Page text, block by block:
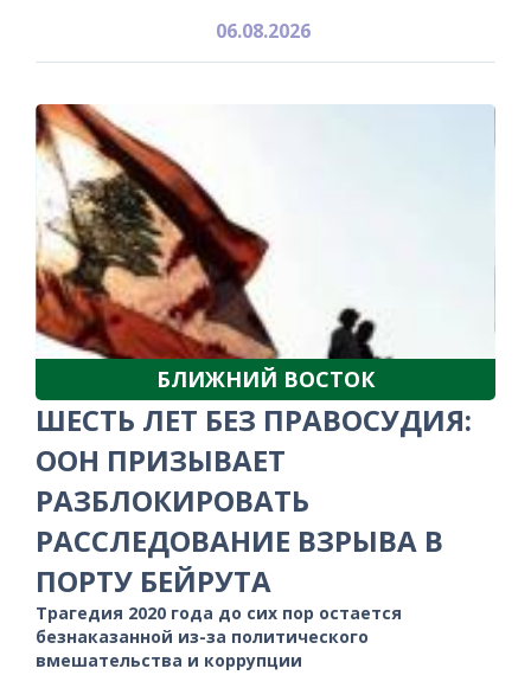
06.08.2026
БЛИЖНИЙ ВОСТОК
ШЕСТЬ ЛЕТ БЕЗ ПРАВОСУДИЯ:
ООН ПРИЗЫВАЕТ
РАЗБЛОКИРОВАТЬ
РАССЛЕДОВАНИЕ ВЗРЫВА В
ПОРТУ БЕЙРУТА
Трагедия 2020 года до сих пор остается
безнаказанной из-за политического
вмешательства и коррупции